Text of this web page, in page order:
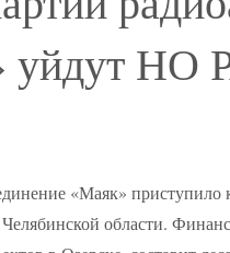
уйдут НО
«Маяк» приступило
Челябинской области.